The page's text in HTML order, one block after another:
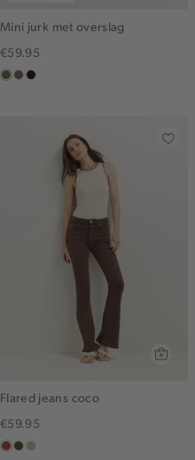
Mini jurk met overslag
€59.95
groen,
middenbruin
bordeaux,
Flared jeans coco
€59.95
bruin
donkerkhaki
lichtzand